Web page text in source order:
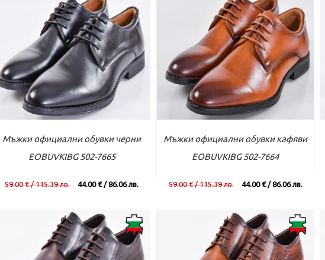
Към касата Виж повече
Мъжки официални обувки черни
EOBUVKIBG 502-7665
59.00 € / 115.39 лв. 44.00 € / 86.06 лв.
Към касата Виж повече
Мъжки официални обувки кафяви
EOBUVKIBG 502-7664
59.00 € / 115.39 лв. 44.00 € / 86.06 лв.